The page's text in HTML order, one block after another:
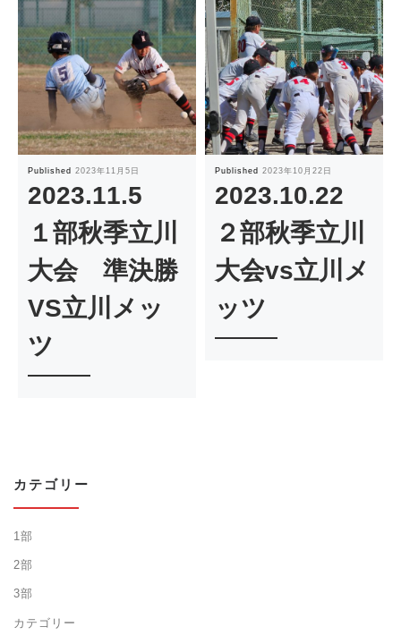
Published 2023年11月5日
2023.11.5
１部秋季立川
大会 準決勝
VS立川メッ
ツ
Published 2023年10月22日
2023.10.22
２部秋季立川
大会vs立川メ
ッツ
カテゴリー
1部
2部
3部
カテゴリー